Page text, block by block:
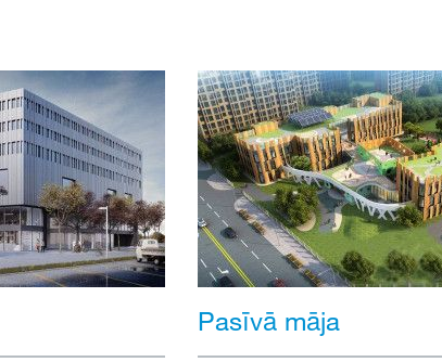
Pasīvā māja